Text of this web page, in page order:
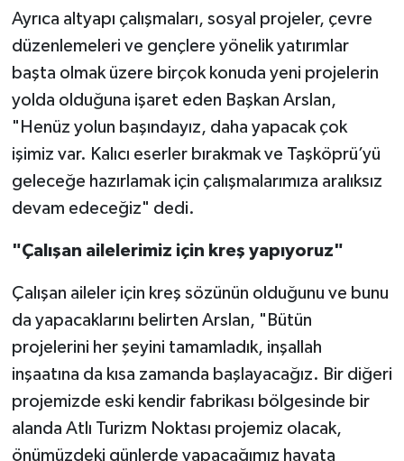
Ayrıca altyapı çalışmaları, sosyal projeler, çevre
düzenlemeleri ve gençlere yönelik yatırımlar
başta olmak üzere birçok konuda yeni projelerin
yolda olduğuna işaret eden Başkan Arslan,
"Henüz yolun başındayız, daha yapacak çok
işimiz var. Kalıcı eserler bırakmak ve Taşköprü’yü
geleceğe hazırlamak için çalışmalarımıza aralıksız
devam edeceğiz" dedi.
"Çalışan ailelerimiz için kreş yapıyoruz"
Çalışan aileler için kreş sözünün olduğunu ve bunu
da yapacaklarını belirten Arslan, "Bütün
projelerini her şeyini tamamladık, inşallah
inşaatına da kısa zamanda başlayacağız. Bir diğeri
projemizde eski kendir fabrikası bölgesinde bir
alanda Atlı Turizm Noktası projemiz olacak,
önümüzdeki günlerde yapacağımız hayata